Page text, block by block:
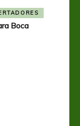
Boca